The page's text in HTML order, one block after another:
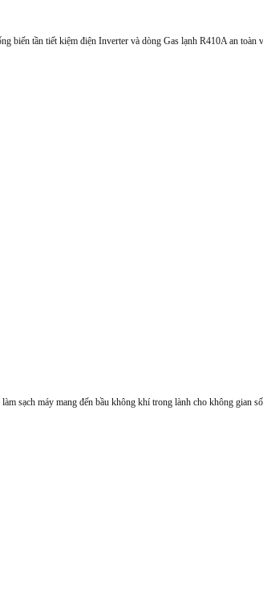
biến tần tiết kiệm điện Inverter và dòng Gas lạnh R410A an
sạch máy mang đến bầu không khí trong lành cho không gian